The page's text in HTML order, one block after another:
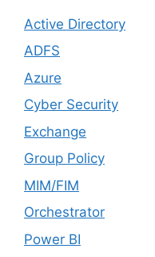
Active Directory
ADFS
Azure
Cyber Security
Exchange
Group Policy
MIM/FIM
Orchestrator
Power BI